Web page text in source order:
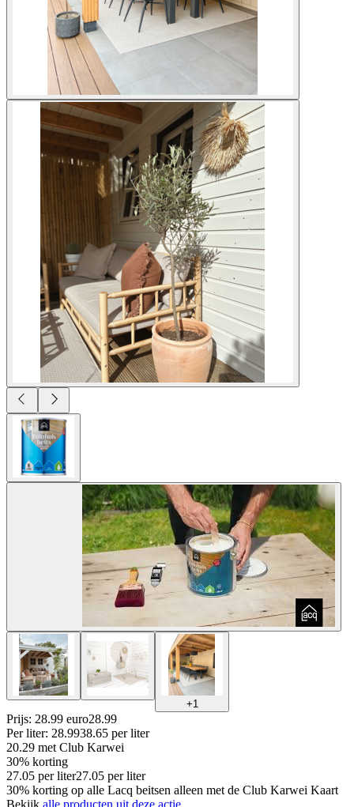
+1
Prijs: 28.99 euro28.99
Per liter: 28.9938.65 per liter
20.29 met Club Karwei
30% korting
27.05 per liter27.05 per liter
30% korting op alle Lacq beitsen alleen met de Club Karwei Kaart
Bekijk alle producten uit deze actie.